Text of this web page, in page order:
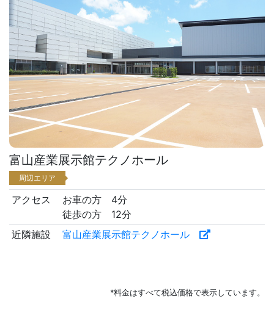
富山産業展示館テクノホール
周辺エリア
アクセス
お車の方 4分
徒歩の方 12分
近隣施設
富山産業展示館テクノホール
*料金はすべて税込価格で表示しています。